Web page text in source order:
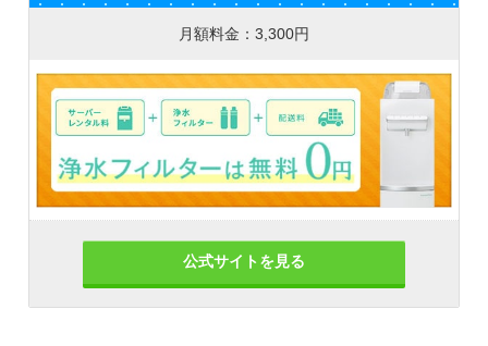
月額料金：3,300円
公式サイトを見る